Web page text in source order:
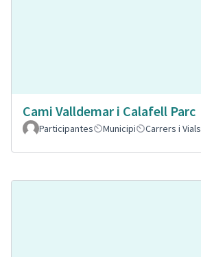
Cami Valldemar i Calafell Parc
Participantes
Municipi Carrers i Vials